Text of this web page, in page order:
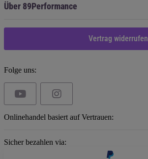
Über 89Performance
Vertrag widerrufen
Folge uns:
Onlinehandel basiert auf Vertrauen:
Sicher bezahlen via: